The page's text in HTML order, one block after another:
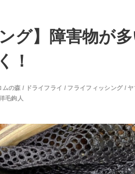
グ】障害物が
！
ムの森 / ドライフライ / フライフィッシング/ ヤ
毛鉤人